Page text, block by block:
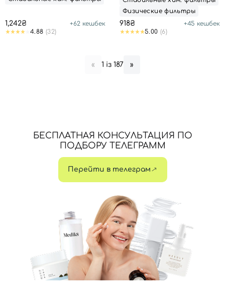
1,242₴ +62 кешбек
4.88 (32)
Физические фильтры
918₴ +45 кешбек
5.00 (6)
« 1 із 187 »
БЕСПЛАТНАЯ КОНСУЛЬТАЦИЯ ПО
ПОДБОРУ ТЕЛЕГРАММ
Перейти в телеграм